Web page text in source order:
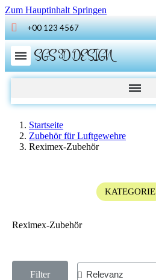
Zum Hauptinhalt Springen
+00 123 4567
SGS 3D DESIGN
Startseite
Zubehör für Luftgewehre
Reximex-Zubehör
KATEGORIE
Reximex-Zubehör
Filter